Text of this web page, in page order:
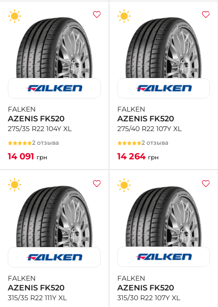
FALKEN
AZENIS FK520
275/35 R22 104Y XL
2 отзыва
14 091 грн
FALKEN
AZENIS FK520
275/40 R22 107Y XL
2 отзыва
14 264 грн
FALKEN
AZENIS FK520
315/35 R22 111Y XL
FALKEN
AZENIS FK520
315/30 R22 107Y XL